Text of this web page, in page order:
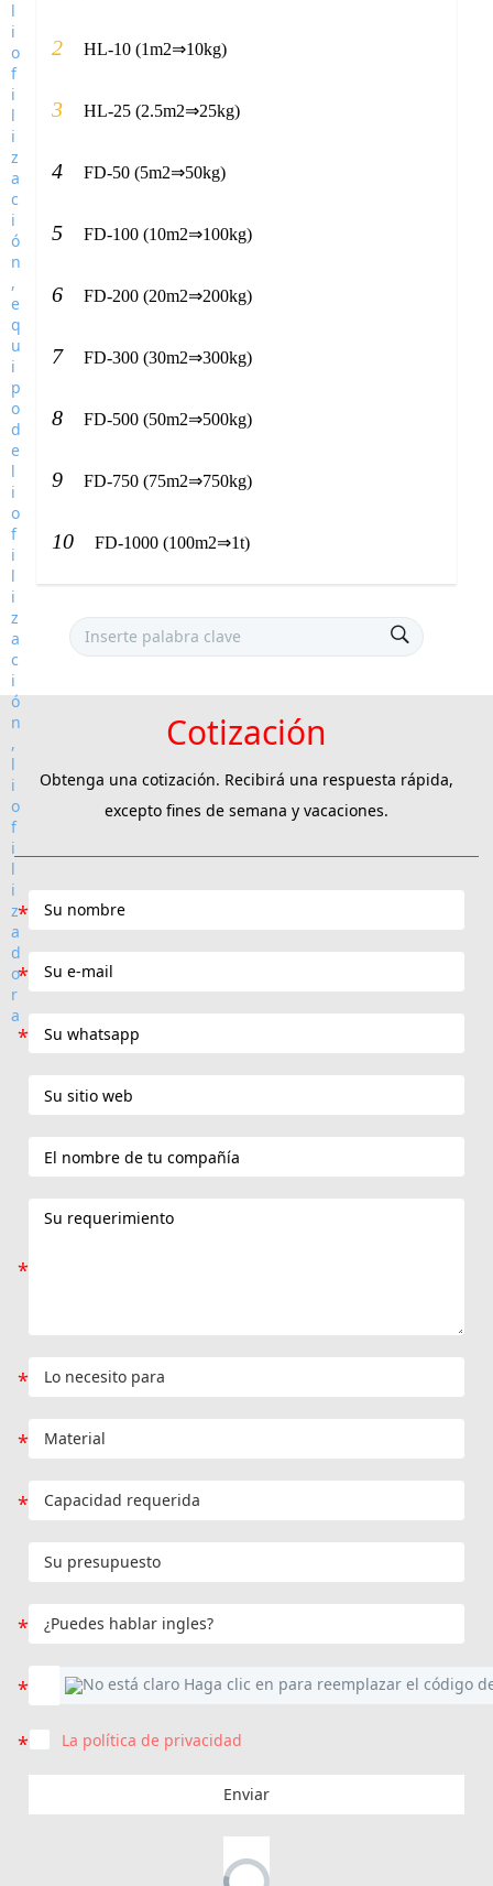
2 HL-10 (1m2⇒10kg)
3 HL-25 (2.5m2⇒25kg)
4 FD-50 (5m2⇒50kg)
5 FD-100 (10m2⇒100kg)
6 FD-200 (20m2⇒200kg)
7 FD-300 (30m2⇒300kg)
8 FD-500 (50m2⇒500kg)
9 FD-750 (75m2⇒750kg)
10 FD-1000 (100m2⇒1t)
Cotización
Obtenga una cotización. Recibirá una respuesta rápida,
excepto fines de semana y vacaciones.
La política de privacidad
Enviar